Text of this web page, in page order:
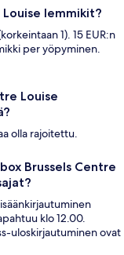
lemmikit?
1). 15 EUR:n
per yöpyminen.
Louise
olla rajoitettu.
Brussels Centre
klo 12.00.
uloskirjautuminen ovat